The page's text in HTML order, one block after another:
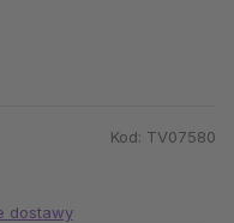
Kod: TV07580
dostawy